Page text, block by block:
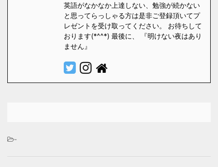
英語がなかなか上達しない、勉強が続かない
と思ってらっしゃる方は是非ご登録頂いてプ
レゼントを受け取ってください。 お待ちして
おります(*^^*) 最後に、 『明けない夜はあり
ません』
-